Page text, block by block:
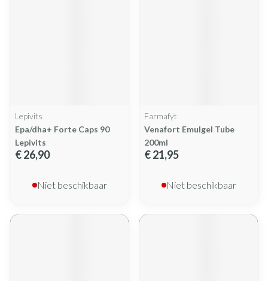
Lepivits
Epa/dha+ Forte Caps 90
Lepivits
€ 26,90
Niet beschikbaar
Farmafyt
Venafort Emulgel Tube
200ml
€ 21,95
Niet beschikbaar